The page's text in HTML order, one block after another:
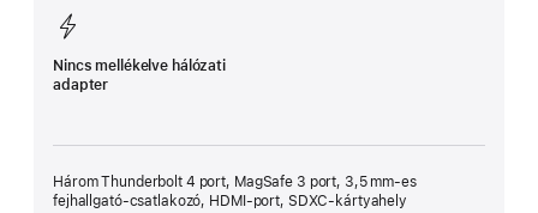
Nincs mellékelve hálózati
adapter
Három Thunderbolt 4 port, MagSafe 3 port, 3,5 mm-es
fejhallgató-csatlakozó, HDMI-port, SDXC-kártyahely